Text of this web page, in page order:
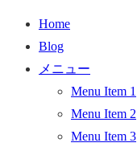
Home
Blog
メニュー
Menu Item 1
Menu Item 2
Menu Item 3